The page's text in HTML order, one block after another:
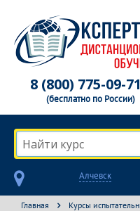
8 (800) 775-09-71
(бесплатно по России)
Найти курс
Алчевск
Главная Курсы